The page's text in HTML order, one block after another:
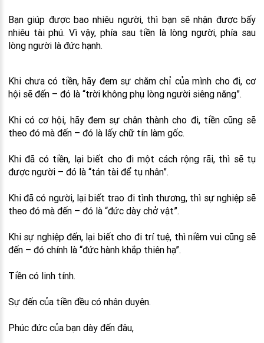
Bạn giúp được bao nhiêu người, thì bạn sẽ nhận được bấy
nhiêu tài phú. Vì vậy, phía sau tiền là lòng người, phía sau
lòng người là đức hạnh.
Khi chưa có tiền, hãy đem sự chăm chỉ của mình cho đi, cơ
hội sẽ đến – đó là “trời không phụ lòng người siêng năng”.
Khi có cơ hội, hãy đem sự chân thành cho đi, tiền cũng sẽ
theo đó mà đến – đó là lấy chữ tín làm gốc.
Khi đã có tiền, lại biết cho đi một cách rộng rãi, thì sẽ tụ
được người – đó là “tán tài để tụ nhân”.
Khi đã có người, lại biết trao đi tình thương, thì sự nghiệp sẽ
theo đó mà đến – đó là “đức dày chở vật”.
Khi sự nghiệp đến, lại biết cho đi trí tuệ, thì niềm vui cũng sẽ
đến – đó chính là “đức hành khắp thiên hạ”.
Tiền có linh tính.
Sự đến của tiền đều có nhân duyên.
Phúc đức của bạn dày đến đâu,